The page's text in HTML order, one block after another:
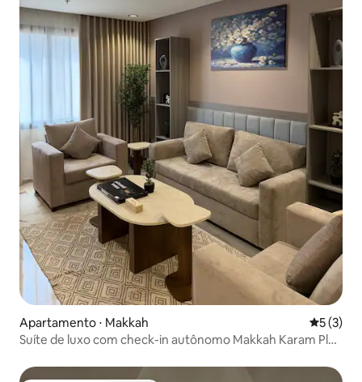
Apartamento ⋅ Makkah 5 de
5 (3)
Suíte de luxo com check-in autônomo Makkah Karam Plus